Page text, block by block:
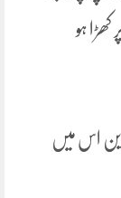
ہو
اس میں